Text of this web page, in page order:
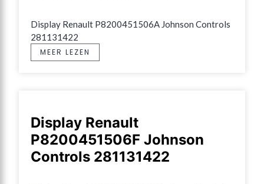
Display Renault P8200451506A Johnson Controls
281131422
MEER LEZEN
Display Renault
P8200451506F Johnson
Controls 281131422